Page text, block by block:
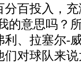
百投入，
的意思吗？
、拉塞尔-
们对球队来